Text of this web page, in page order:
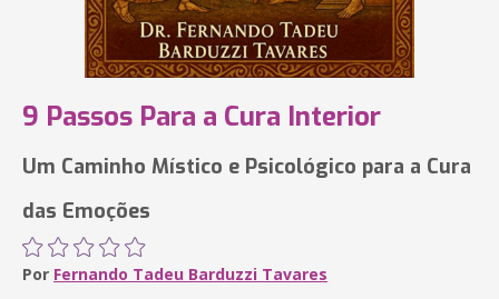
9 Passos Para a Cura Interior
Um Caminho Místico e Psicológico para a Cura
das Emoções
Por Fernando Tadeu Barduzzi Tavares